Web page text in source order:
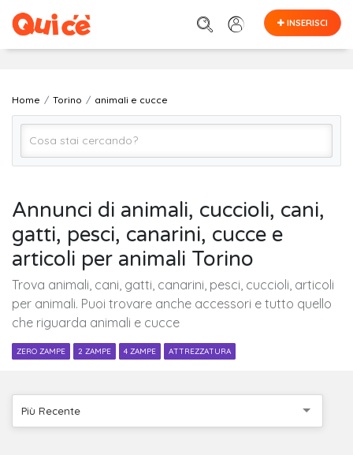
INSERISCI
Home Torino animali e cucce
Torino
Cerca
Annunci di animali, cuccioli, cani,
gatti, pesci, canarini, cucce e
articoli per animali Torino
Trova animali, cani, gatti, canarini, pesci, cuccioli, articoli
per animali. Puoi trovare anche accessori e tutto quello
che riguarda animali e cucce
ZERO ZAMPE 2 ZAMPE 4 ZAMPE ATTREZZATURA
Più Recente